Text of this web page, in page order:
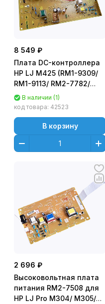
8 549 ₽
Плата DC-контроллера
HP LJ M425 (RM1-9309/
RM1-9113/ RM2-7782/
RM2-7791)
В наличии (1)
код товара: 42523
В корзину
2 696 ₽
Высоковольтная плата
питания RM2-7508 для
HP LJ Pro M304/ M305/